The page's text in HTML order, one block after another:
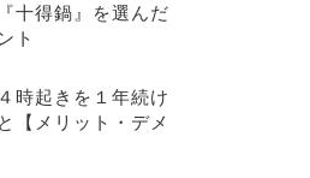
十得鍋』を選んだ
ト
時起きを１年続け
【メリット・デメ